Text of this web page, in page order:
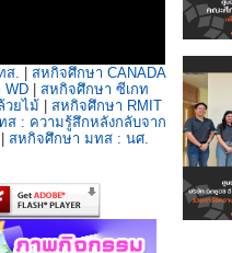
ส.
สหกิจศึกษา CANADA
| สหกิจศึกษา ซีเกท
วยไม้
สหกิจศึกษา RMIT
: ความรู้สึกหลังกลับจาก
สหกิจศึกษา มทส : นศ.